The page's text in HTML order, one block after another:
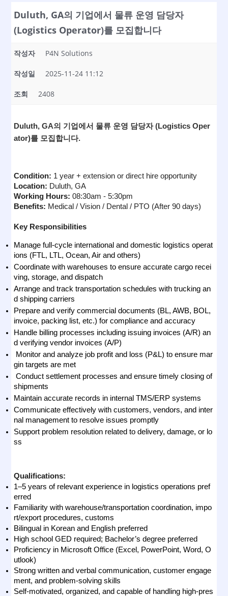
Duluth, GA의 기업에서 물류 운영 담당자
(Logistics Operator)를 모집합니다
작성자 P4N Solutions
작성일 2025-11-24 11:12
조회 2408
Duluth, GA의 기업에서 물류 운영 담당자 (Logistics Oper
ator)를 모집합니다.
Condition: 1 year + extension or direct hire opportunity
Location: Duluth, GA
Working Hours: 08:30am - 5:30pm
Benefits: Medical / Vision / Dental / PTO (After 90 days)
Key Responsibilities
Manage full-cycle international and domestic logistics operat
ions (FTL, LTL, Ocean, Air and others)
Coordinate with warehouses to ensure accurate cargo recei
ving, storage, and dispatch
Arrange and track transportation schedules with trucking an
d shipping carriers
Prepare and verify commercial documents (BL, AWB, BOL,
invoice, packing list, etc.) for compliance and accuracy
Handle billing processes including issuing invoices (A/R) an
d verifying vendor invoices (A/P)
Monitor and analyze job profit and loss (P&L) to ensure mar
gin targets are met
Conduct settlement processes and ensure timely closing of
shipments
Maintain accurate records in internal TMS/ERP systems
Communicate effectively with customers, vendors, and inter
nal management to resolve issues promptly
Support problem resolution related to delivery, damage, or lo
ss
Qualifications:
1–5 years of relevant experience in logistics operations pref
erred
Familiarity with warehouse/transportation coordination, impo
rt/export procedures, customs
Bilingual in Korean and English preferred
High school GED required; Bachelor’s degree preferred
Proficiency in Microsoft Office (Excel, PowerPoint, Word, O
utlook)
Strong written and verbal communication, customer engage
ment, and problem-solving skills
Self-motivated, organized, and capable of handling high-pres